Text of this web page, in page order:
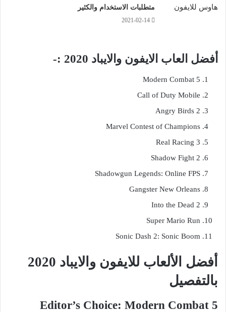
متطلبات الاستخدام والكثير
2021-02-14
أفضل العاب الايفون والايباد 2020 :-
Modern Combat 5
Call of Duty Mobile
Angry Birds 2
Marvel Contest of Champions
Real Racing 3
Shadow Fight 2
Shadowgun Legends: Online FPS
Gangster New Orleans
Into the Dead 2
Super Mario Run
Sonic Dash 2: Sonic Boom
أفضل الألعاب للايفون والايباد 2020
بالتفصيل
Editor’s Choice: Modern Combat 5